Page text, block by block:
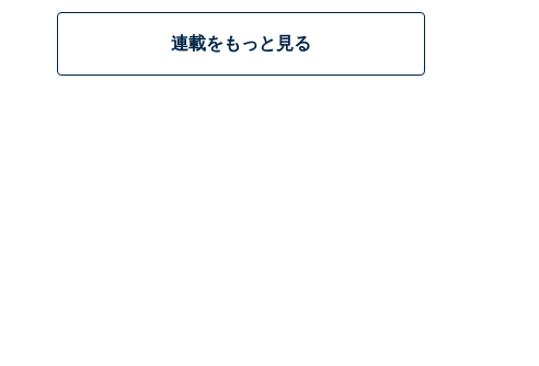
連載をもっと見る